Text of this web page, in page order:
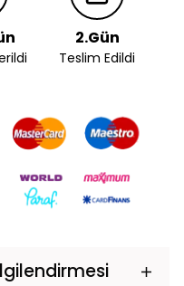
2.Gün
Teslim Edildi